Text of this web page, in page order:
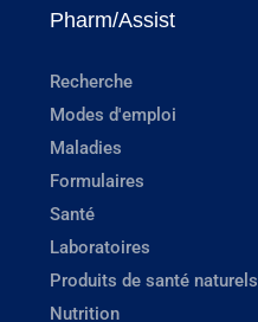
Pharm/Assist
Recherche
Modes d'emploi
Maladies
Formulaires
Santé
Laboratoires
Produits de santé naturels
Nutrition